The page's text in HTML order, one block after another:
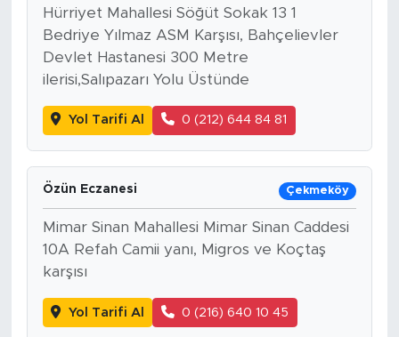
Hürriyet Mahallesi Söğüt Sokak 13 1
Bedriye Yılmaz ASM Karşısı, Bahçelievler
Devlet Hastanesi 300 Metre
ilerisi,Salıpazarı Yolu Üstünde
Yol Tarifi Al 0 (212) 644 84 81
Özün Eczanesi Çekmeköy
Mimar Sinan Mahallesi Mimar Sinan Caddesi
10A Refah Camii yanı, Migros ve Koçtaş
karşısı
Yol Tarifi Al 0 (216) 640 10 45